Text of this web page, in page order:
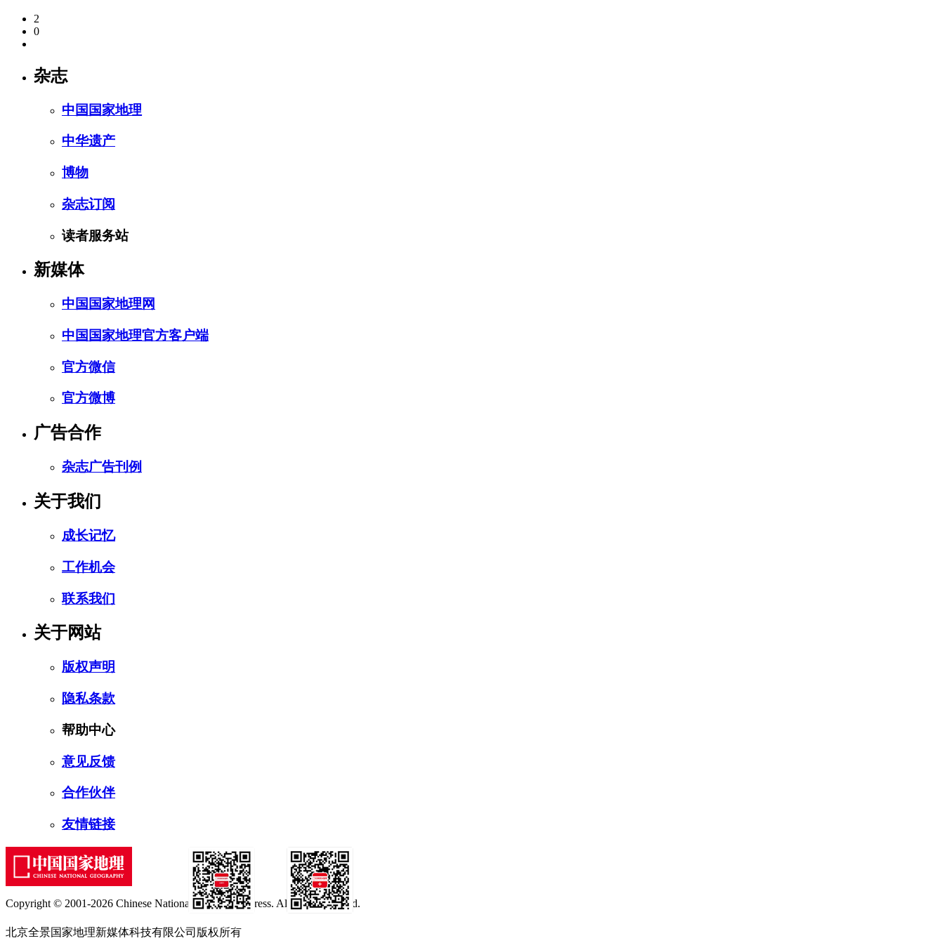
2
0
杂志
中国国家地理
中华遗产
博物
杂志订阅
读者服务站
新媒体
中国国家地理网
中国国家地理官方客户端
官方微信
官方微博
广告合作
杂志广告刊例
关于我们
成长记忆
工作机会
联系我们
关于网站
版权声明
隐私条款
帮助中心
意见反馈
合作伙伴
友情链接
订阅号
Copyright © 2001-2026 Chinese National Geography Press. All rights reserved.
北京全景国家地理新媒体科技有限公司版权所有